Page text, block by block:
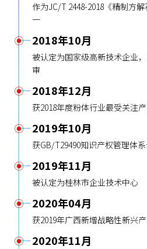
作为JC/T 2448-2018《精制方
一
2018年10月
被认定为国家级高新技术企业
审
2018年12月
获2018年度粉体行业最受关注
2019年10月
获GB/T29490知识产权管理体
2019年11月
被认定为桂林市企业技术中心
2020年04月
获2019年广西新增战略性新兴
2020年11月